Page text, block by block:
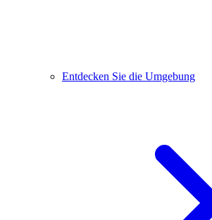
Entdecken Sie die Umgebung